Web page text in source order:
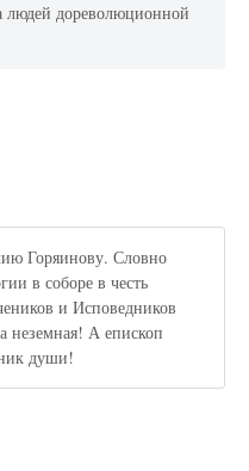
людей дореволюционной
Горяинову. Словно
в соборе в честь
и Исповедников
неземная! А епископ
души!